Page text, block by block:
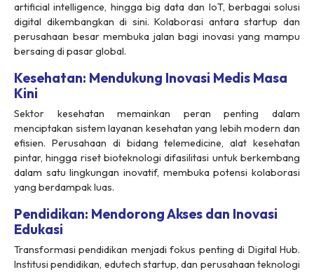
artificial intelligence, hingga big data dan IoT, berbagai solusi
digital dikembangkan di sini. Kolaborasi antara startup dan
perusahaan besar membuka jalan bagi inovasi yang mampu
bersaing di pasar global.
Kesehatan: Mendukung Inovasi Medis Masa
Kini
Sektor kesehatan memainkan peran penting dalam
menciptakan sistem layanan kesehatan yang lebih modern dan
efisien. Perusahaan di bidang telemedicine, alat kesehatan
pintar, hingga riset bioteknologi difasilitasi untuk berkembang
dalam satu lingkungan inovatif, membuka potensi kolaborasi
yang berdampak luas.
Pendidikan: Mendorong Akses dan Inovasi
Edukasi
Transformasi pendidikan menjadi fokus penting di Digital Hub.
Institusi pendidikan, edutech startup, dan perusahaan teknologi